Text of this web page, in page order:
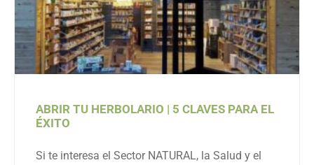
ABRIR TU HERBOLARIO | 5 CLAVES PARA EL
ÉXITO
Si te interesa el Sector NATURAL, la Salud y el